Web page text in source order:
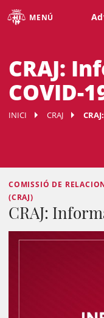
MENÚ
CRAJ:
COVID-
INICI CRAJ
COMISSIÓ DE
(CRAJ)
CRAJ: